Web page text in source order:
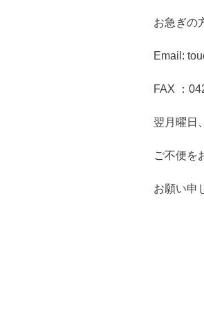
お急ぎの
Email:
FAX ：
翌月曜日
ご不便を
お願い申